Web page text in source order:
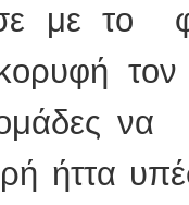
με το
να
ήττα